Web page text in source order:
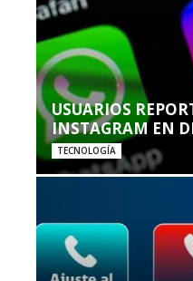
USUARIOS
INSTAGRAM EN
TECNOLOGÍA